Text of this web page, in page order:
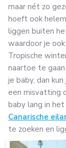
maar nét zo
hoeft ook
liggen buiten
waardoor je
Tropische
naartoe te
je baby, dan
een misvatting
baby lang in
Canarische
te zoeken en